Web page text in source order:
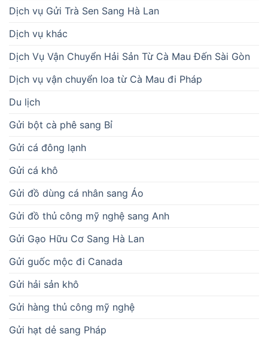
Dịch vụ Gửi Trà Sen Sang Hà Lan
Dịch vụ khác
Dịch Vụ Vận Chuyển Hải Sản Từ Cà Mau Đến Sài Gòn
Dịch vụ vận chuyển loa từ Cà Mau đi Pháp
Du lịch
Gửi bột cà phê sang Bỉ
Gửi cá đông lạnh
Gửi cá khô
Gửi đồ dùng cá nhân sang Áo
Gửi đồ thủ công mỹ nghệ sang Anh
Gửi Gạo Hữu Cơ Sang Hà Lan
Gửi guốc mộc đi Canada
Gửi hải sản khô
Gửi hàng thủ công mỹ nghệ
Gửi hạt dẻ sang Pháp